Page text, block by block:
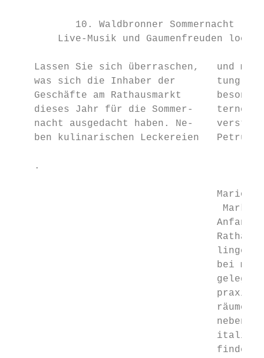
           10. Waldbronner Sommernacht
Live-Musik und Gaumenfreuden
Lassen Sie sich überraschen,   und
was sich die Inhaber der       tung
Geschäfte am Rathausmarkt
dieses Jahr für die Sommer-
nacht ausgedacht haben. Ne-
ben kulinarischen Leckereien   Petrus
    .
Marion
Anfang
linger
bei
praxis
räumen
neben
finden